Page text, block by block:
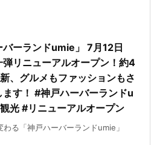
バーランドumie」 7月12日
弾リニューアルオープン！約4
、グルメもファッションもさ
ます！ #神戸ハーバーランドu
光 #リニューアルオープン
る「神戸ハーバーランドumie」